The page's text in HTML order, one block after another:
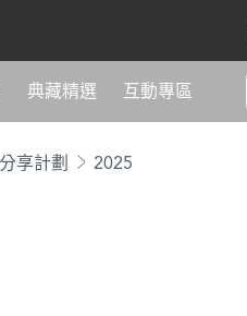
典藏精選 互動專區
享計劃 2025